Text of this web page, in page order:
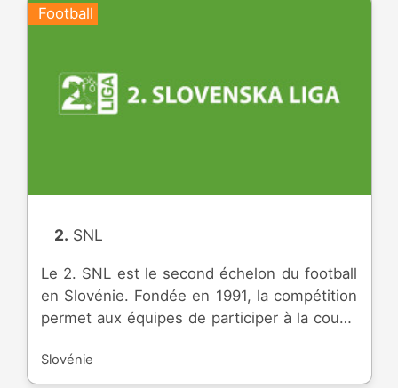
Football
2. SNL
Le 2. SNL est le second échelon du football
en Slovénie. Fondée en 1991, la compétition
permet aux équipes de participer à la coupe
Slovénie